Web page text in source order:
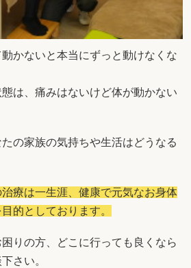
かないと本当にずっと動けなくな
は、痛みはないけど体が動かない
の家族の気持ちや生活はどうなる
療は一生涯、健康で元気なお身体
的としております。
りの方、どこに行っても良くなら
さい。